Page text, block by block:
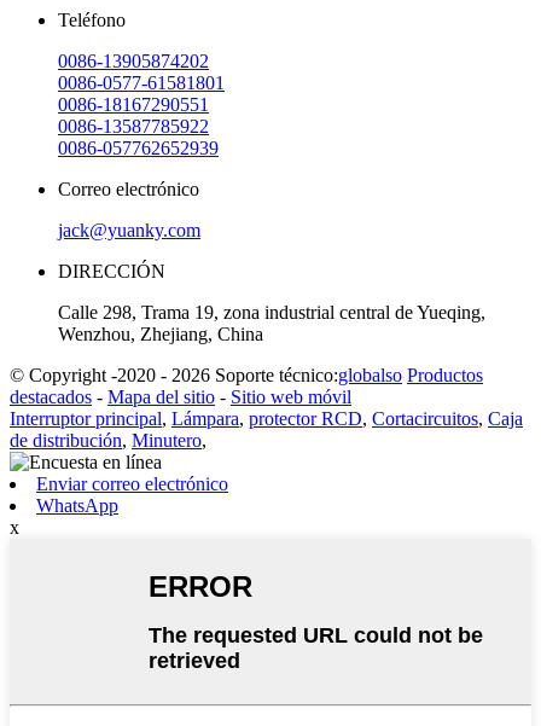
Teléfono
0086-13905874202
0086-0577-61581801
0086-18167290551
0086-13587785922
0086-057762652939
Correo electrónico
jack@yuanky.com
DIRECCIÓN
Calle 298, Trama 19, zona industrial central de Yueqing,
Wenzhou, Zhejiang, China
© Copyright -2020 - 2026 Soporte técnico:globalso Productos
destacados - Mapa del sitio - Sitio web móvil
Interruptor principal, Lámpara, protector RCD, Cortacircuitos, Caja
de distribución, Minutero,
Enviar correo electrónico
WhatsApp
x